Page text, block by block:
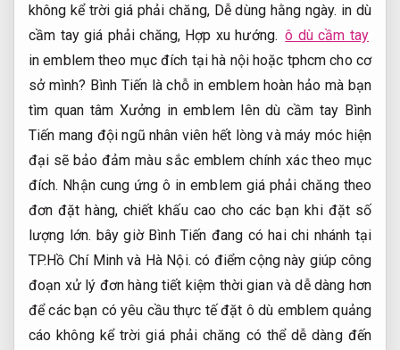
không kể trời giá phải chăng, Dễ dùng hằng ngày. in dù
cầm tay giá phải chăng, Hợp xu hướng. ô dù cầm tay
in emblem theo mục đích tại hà nội hoặc tphcm cho cơ
sở mình? Bình Tiến là chỗ in emblem hoàn hảo mà bạn
tìm quan tâm Xưởng in emblem lên dù cầm tay Bình
Tiến mang đội ngũ nhân viên hết lòng và máy móc hiện
đại sẽ bảo đảm màu sắc emblem chính xác theo mục
đích. Nhận cung ứng ô in emblem giá phải chăng theo
đơn đặt hàng, chiết khấu cao cho các bạn khi đặt số
lượng lớn. bây giờ Bình Tiến đang có hai chi nhánh tại
TP.Hồ Chí Minh và Hà Nội. có điểm cộng này giúp công
đoạn xử lý đơn hàng tiết kiệm thời gian và dễ dàng hơn
để các bạn có yêu cầu thực tế đặt ô dù emblem quảng
cáo không kể trời giá phải chăng có thể dễ dàng đến